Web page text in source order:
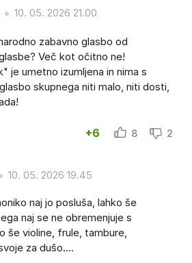
10. 05. 2026 21.00
zabavno glasbo od
Več kot očitno ne!
je umetno izumljena in nima s
skupnega niti malo, niti dosti,
+6 8 2
10. 05. 2026 19.45
naj jo posluša, lahko še
naj se ne obremenjuje s
še violine, frule, tambure,
za dušo....